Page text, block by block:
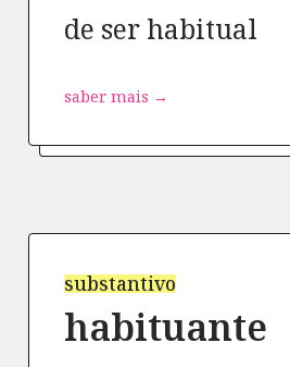
de ser habitual
saber mais →
substantivo
habituante